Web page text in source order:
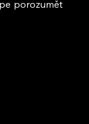
porozumět